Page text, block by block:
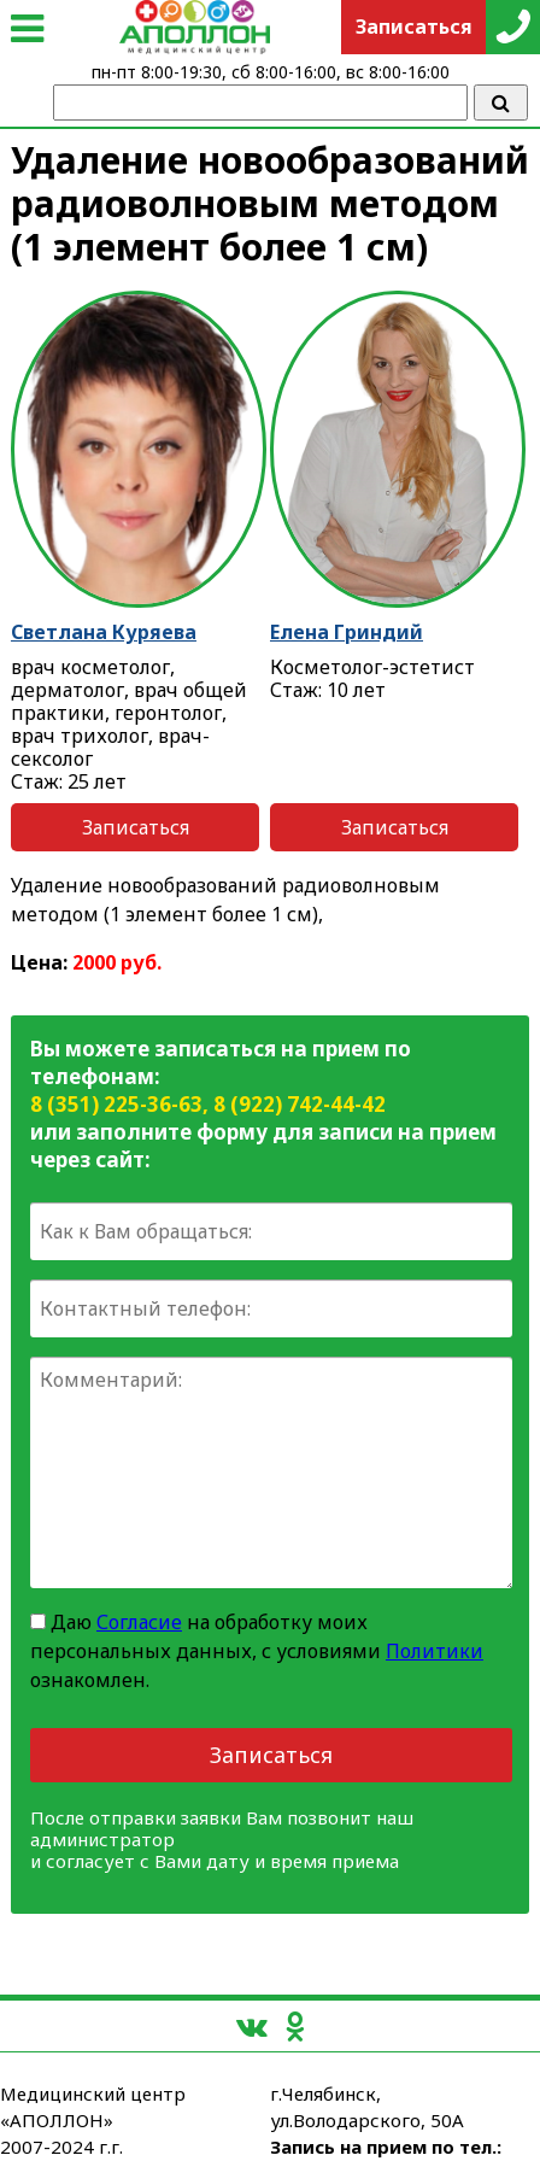
Удаление новообразований
радиоволновым методом
(1 элемент более 1 см)
Светлана Куряева
врач косметолог,
дерматолог, врач общей
практики, геронтолог,
врач трихолог, врач-
сексолог
Стаж: 25 лет
Записаться
Елена Гриндий
Косметолог-эстетист
Стаж: 10 лет
Записаться
Удаление новообразований радиоволновым
методом (1 элемент более 1 см),
Цена: 2000 руб.
Вы можете записаться на прием по
телефонам:
8 (351) 225-36-63, 8 (922) 742-44-42
или заполните форму для записи на прием
через сайт:
Даю Согласиена обработку моих
персональных данных, с условиями Политики
ознакомлен.
Записаться
После отправки заявки Вам позвонит наш
администратор
и согласует с Вами дату и время приема
Медицинский центр
«АПОЛЛОН»
2007-2024 г.г.
г.Челябинск,
ул.Володарского, 50А
Запись на прием по тел.:
Записаться
пн-пт 8:00-19:30, сб 8:00-16:00, вс 8:00-16:00